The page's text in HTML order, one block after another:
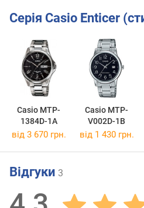
Серія Casio Enticer
Casio MTP-
1384D-1A
Casio MTP-
V002D-1B
від 3 670 грн. від 1 430 грн.
Відгуки 3